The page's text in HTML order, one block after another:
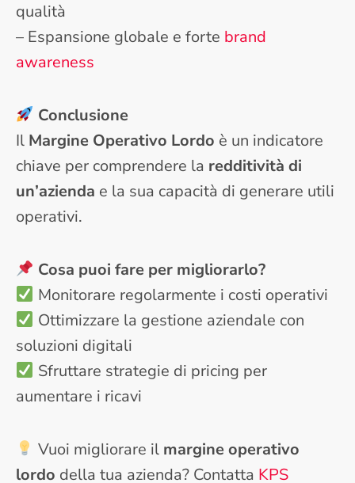
qualità
– Espansione globale e forte brand
awareness
Conclusione
Il Margine Operativo Lordo è un indicatore
chiave per comprendere la redditività di
un’azienda e la sua capacità di generare utili
operativi.
Cosa puoi fare per migliorarlo?
Monitorare regolarmente i costi operativi
Ottimizzare la gestione aziendale con
soluzioni digitali
Sfruttare strategie di pricing per
aumentare i ricavi
Vuoi migliorare il margine operativo
lordo della tua azienda? Contatta KPS